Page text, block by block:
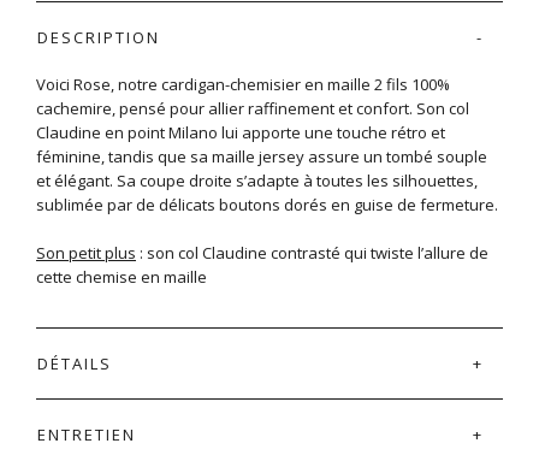
DESCRIPTION
Voici Rose, notre cardigan-chemisier en maille 2 fils 100%
cachemire, pensé pour allier raffinement et confort. Son col
Claudine en point Milano lui apporte une touche rétro et
féminine, tandis que sa maille jersey assure un tombé souple
et élégant. Sa coupe droite s’adapte à toutes les silhouettes,
sublimée par de délicats boutons dorés en guise de fermeture.
Son petit plus : son col Claudine contrasté qui twiste l’allure de
cette chemise en maille
DÉTAILS
ENTRETIEN